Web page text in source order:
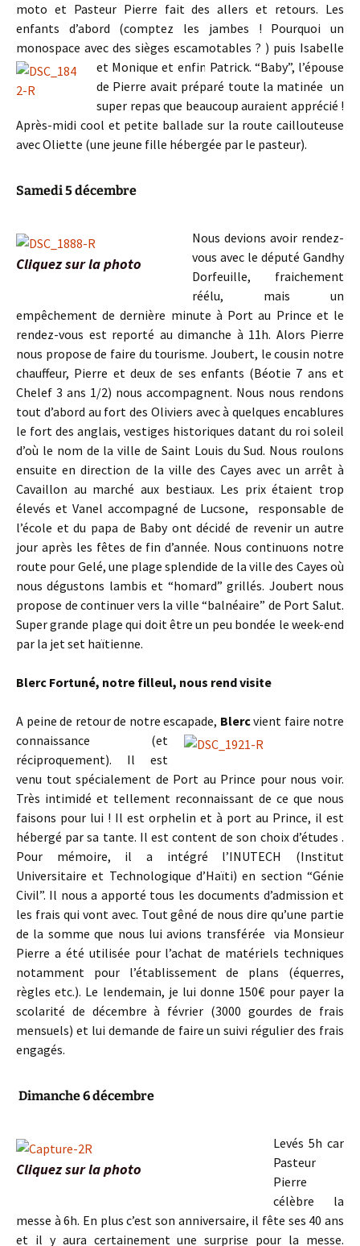
moto et Pasteur Pierre fait des allers et retours. Les
enfants d’abord (comptez les jambes ! Pourquoi un
monospace avec des sièges escamotables ? ) puis Isabelle
et Monique et enfin Patrick. “Baby”, l’épouse
de Pierre avait préparé toute la matinée un
super repas que beaucoup auraient apprécié !
Après-midi cool et petite ballade sur la route caillouteuse
avec Oliette (une jeune fille hébergée par le pasteur).
Samedi 5 décembre
Cliquez sur la photo
Nous devions avoir rendez-
vous avec le député Gandhy
Dorfeuille, fraichement
réélu, mais un
empêchement de dernière minute à Port au Prince et le
rendez-vous est reporté au dimanche à 11h. Alors Pierre
nous propose de faire du tourisme. Joubert, le cousin notre
chauffeur, Pierre et deux de ses enfants (Béotie 7 ans et
Chelef 3 ans 1/2) nous accompagnent. Nous nous rendons
tout d’abord au fort des Oliviers avec à quelques encablures
le fort des anglais, vestiges historiques datant du roi soleil
d’où le nom de la ville de Saint Louis du Sud. Nous roulons
ensuite en direction de la ville des Cayes avec un arrêt à
Cavaillon au marché aux bestiaux. Les prix étaient trop
élevés et Vanel accompagné de Lucsone, responsable de
l’école et du papa de Baby ont décidé de revenir un autre
jour après les fêtes de fin d’année. Nous continuons notre
route pour Gelé, une plage splendide de la ville des Cayes où
nous dégustons lambis et “homard” grillés. Joubert nous
propose de continuer vers la ville “balnéaire” de Port Salut.
Super grande plage qui doit être un peu bondée le week-end
par la jet set haïtienne.
Blerc Fortuné, notre filleul, nous rend visite
A peine de retour de notre escapade, Blercvient faire notre
connaissance (et
réciproquement). Il est
venu tout spécialement de Port au Prince pour nous voir.
Très intimidé et tellement reconnaissant de ce que nous
faisons pour lui ! Il est orphelin et à port au Prince, il est
hébergé par sa tante. Il est content de son choix d’études .
Pour mémoire, il a intégré l’INUTECH (Institut
Universitaire et Technologique d’Haïti) en section “Génie
Civil”. Il nous a apporté tous les documents d’admission et
les frais qui vont avec. Tout gêné de nous dire qu’une partie
de la somme que nous lui avions transférée via Monsieur
Pierre a été utilisée pour l’achat de matériels techniques
notamment pour l’établissement de plans (équerres,
règles etc.). Le lendemain, je lui donne 150€ pour payer la
scolarité de décembre à février (3000 gourdes de frais
mensuels) et lui demande de faire un suivi régulier des frais
engagés.
Dimanche 6 décembre
Cliquez sur la photo
Levés 5h car
Pasteur
Pierre
célèbre la
messe à 6h. En plus c’est son anniversaire, il fête ses 40 ans
et il y aura certainement une surprise pour la messe.